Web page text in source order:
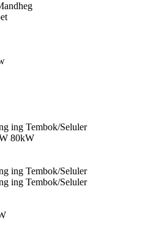
ing Tembok/Seluler
80kW
ing Tembok/Seluler
ing Tembok/Seluler